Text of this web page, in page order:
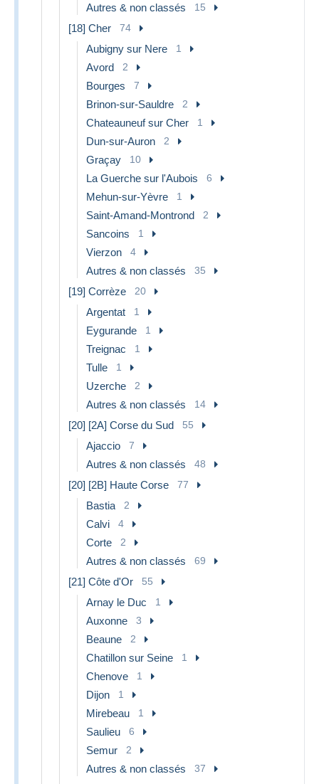
Autres & non classés 15
[18] Cher 74
Aubigny sur Nere 1
Avord 2
Bourges 7
Brinon-sur-Sauldre 2
Chateauneuf sur Cher 1
Dun-sur-Auron 2
Graçay 10
La Guerche sur l'Aubois 6
Mehun-sur-Yèvre 1
Saint-Amand-Montrond 2
Sancoins 1
Vierzon 4
Autres & non classés 35
[19] Corrèze 20
Argentat 1
Eygurande 1
Treignac 1
Tulle 1
Uzerche 2
Autres & non classés 14
[20] [2A] Corse du Sud 55
Ajaccio 7
Autres & non classés 48
[20] [2B] Haute Corse 77
Bastia 2
Calvi 4
Corte 2
Autres & non classés 69
[21] Côte d'Or 55
Arnay le Duc 1
Auxonne 3
Beaune 2
Chatillon sur Seine 1
Chenove 1
Dijon 1
Mirebeau 1
Saulieu 6
Semur 2
Autres & non classés 37